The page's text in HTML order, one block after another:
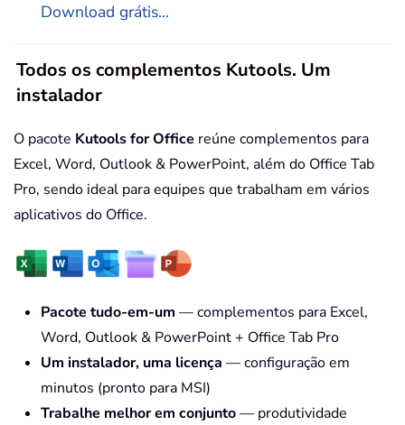
Download grátis...
Todos os complementos Kutools. Um
instalador
O pacote Kutools for Office reúne complementos para
Excel, Word, Outlook & PowerPoint, além do Office Tab
Pro, sendo ideal para equipes que trabalham em vários
aplicativos do Office.
Pacote tudo-em-um — complementos para Excel,
Word, Outlook & PowerPoint + Office Tab Pro
Um instalador, uma licença — configuração em
minutos (pronto para MSI)
Trabalhe melhor em conjunto— produtividade